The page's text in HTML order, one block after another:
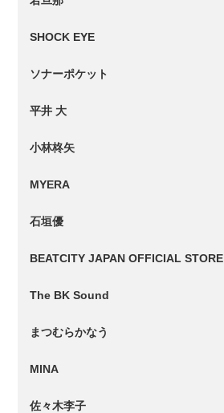
SHOCK EYE
ソナーポケット
平井 大
小林柊矢
MYERA
石垣優
BEATCITY JAPAN OFFICIAL STORE
The BK Sound
まつむらかなう
MINA
佐々木李子